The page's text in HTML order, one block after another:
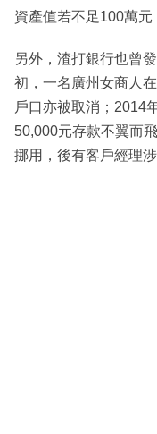
資產值若不足100萬元
另外，渣打銀行也曾
初，一名廣州女商人
戶口亦被取消；2014
50,000元存款不翼而
挪用，後有客戶經理